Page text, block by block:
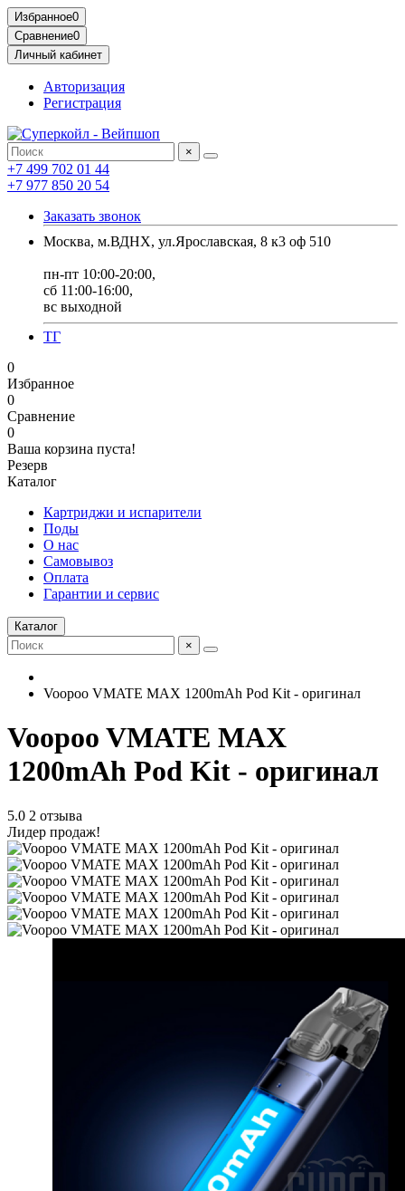
Комплектующие для компьютера
Избранное0
Сравнение0
Личный кабинет
Авторизация
Регистрация
×
+7 499 702 01 44
+7 977 850 20 54
Заказать звонок
Москва, м.ВДНХ, ул.Ярославская, 8 к3 оф 510
пн-пт 10:00-20:00,
сб 11:00-16:00,
вс выходной
ТГ
0
Избранное
0
Сравнение
0
Ваша корзина пуста!
Резерв
Каталог
Картриджи и испарители
Поды
О нас
Самовывоз
Оплата
Гарантии и сервис
Каталог
×
Voopoo VMATE MAX 1200mAh Pod Kit - оригинал
Voopoo VMATE MAX
1200mAh Pod Kit - оригинал
5.0 2 отзыва
Лидер продаж!